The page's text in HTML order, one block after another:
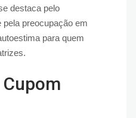
destaca pelo
preocupação em
para quem